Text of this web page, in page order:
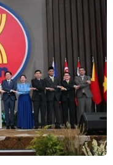
giành trọn 5
đấu vô cùng ấn